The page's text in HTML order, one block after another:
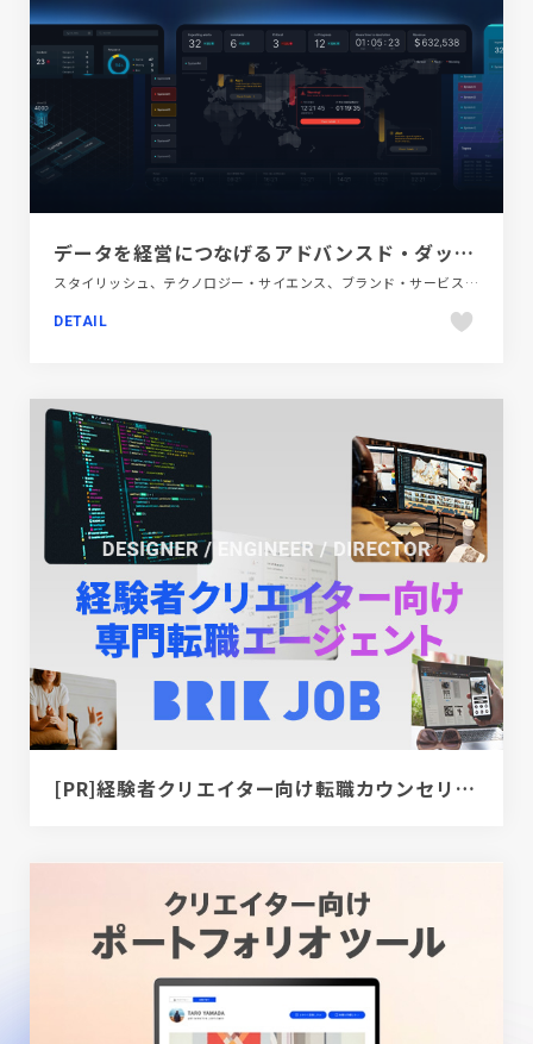
データを経営につなげるアドバンスド・ダッシュボード | SHIFT
スタイリッシュ、テクノロジー・サイエンス、ブランド・サービスサイト、ブルー系
DETAIL
[PR]経験者クリエイター向け転職カウンセリング｜デザイナー / ディレクター / エンジニア